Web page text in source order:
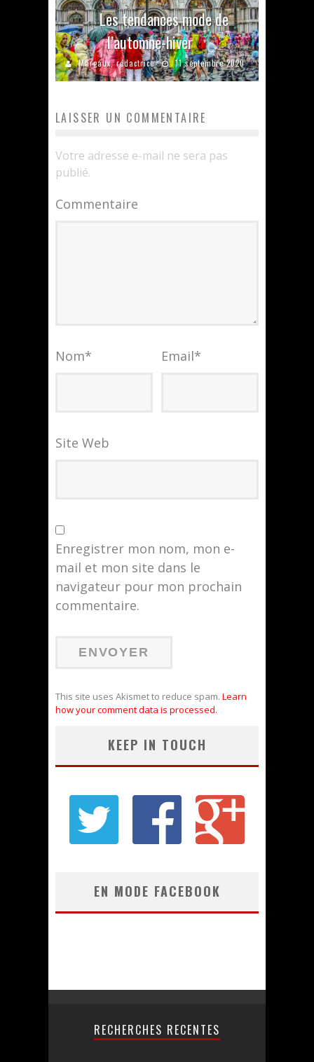
Les tendances mode de
l’automne-hiver
Margaux, rédactrice 11 septembre 2020
LAISSER UN COMMENTAIRE
Votre adresse e-mail ne sera pas
publié.
Commentaire
Nom* Email*
Site Web
Enregistrer mon nom, mon e-
mail et mon site dans le
navigateur pour mon prochain
commentaire.
This site uses Akismet to reduce spam. Learn
how your comment data is processed.
KEEP IN TOUCH
EN MODE FACEBOOK
RECHERCHES RECENTES